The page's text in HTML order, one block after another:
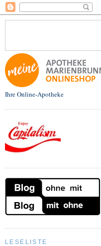
Ihre Online-Apotheke
LESELISTE